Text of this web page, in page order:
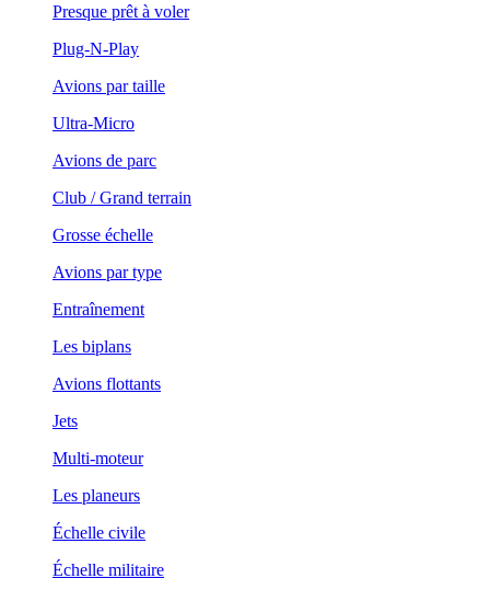
Presque prêt à voler
Plug-N-Play
Avions par taille
Ultra-Micro
Avions de parc
Club / Grand terrain
Grosse échelle
Avions par type
Entraînement
Les biplans
Avions flottants
Jets
Multi-moteur
Les planeurs
Échelle civile
Échelle militaire